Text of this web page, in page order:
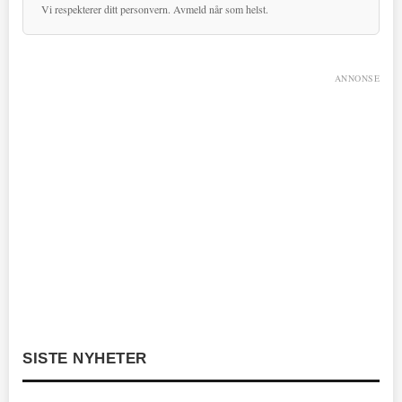
Vi respekterer ditt personvern. Avmeld når som helst.
ANNONSE
SISTE NYHETER